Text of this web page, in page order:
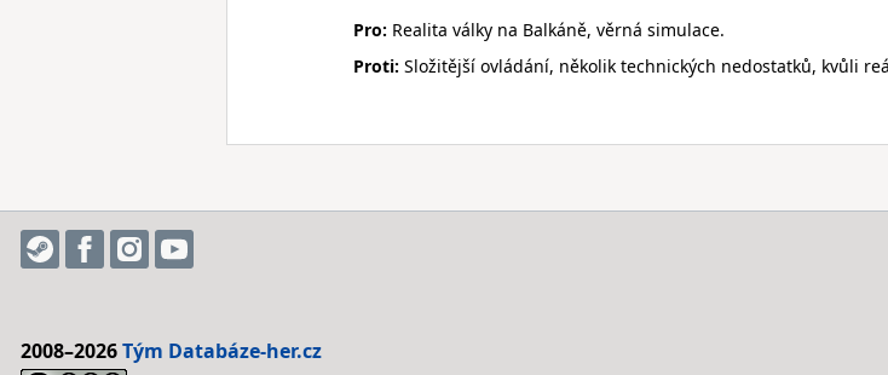
Pro: Realita války na Balkáně, věrná simulace.
Proti: Složitější ovládání, několik technických nedostatků, kvůli
2008–2026Tým Databáze-her.cz